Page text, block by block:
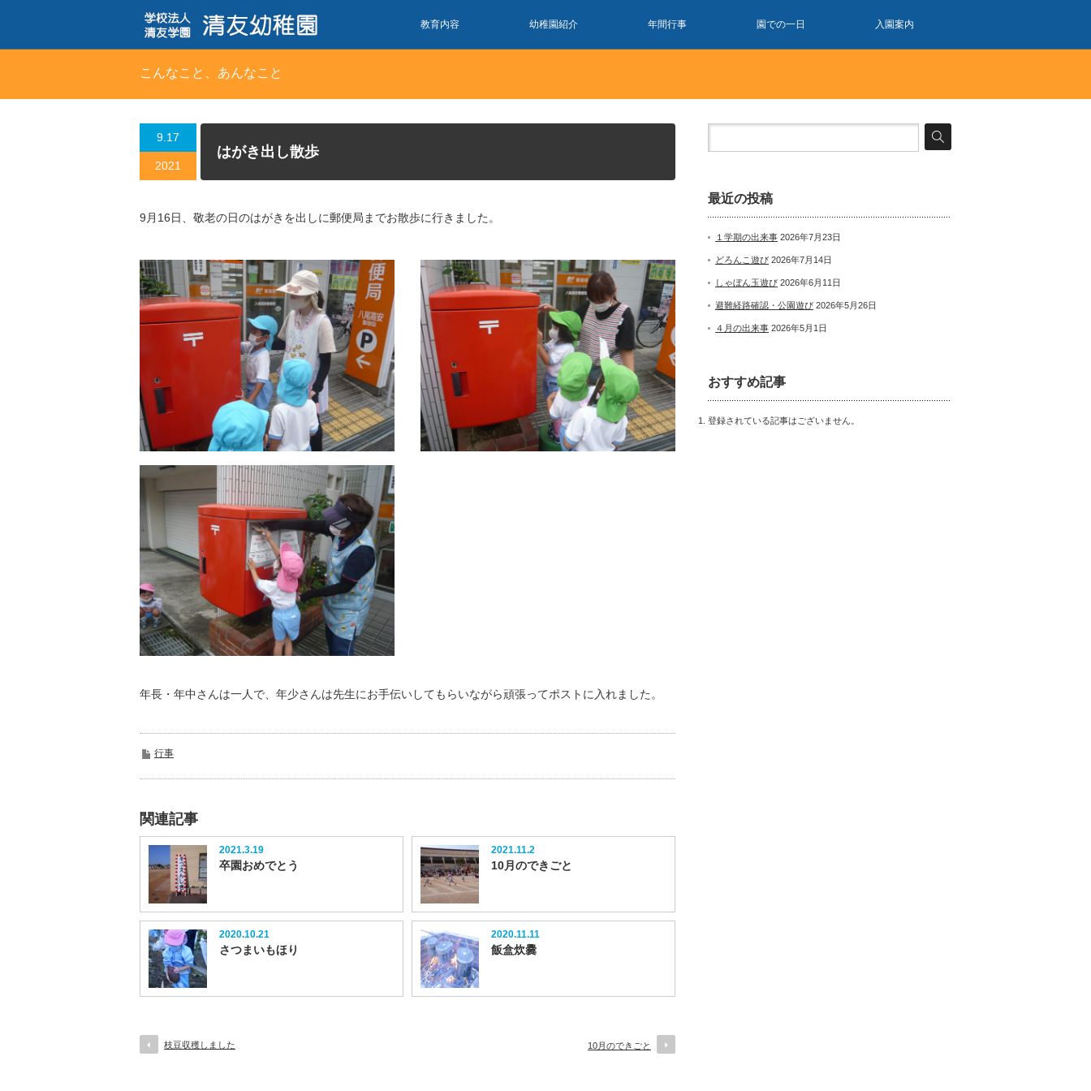
教育内容 幼稚園紹介 年間行事 園での一日 入園案内
こんなこと、あんなこと
9.17
2021
はがき出し散歩
9月16日、敬老の日のはがきを出しに郵便局までお散歩に行きました。
年長・年中さんは一人で、年少さんは先生にお手伝いしてもらいながら頑張ってポストに入れました。
行事
関連記事
2021.3.19
卒園おめでとう
2021.11.2
10月のできごと
2020.10.21
さつまいもほり
2020.11.11
飯盒炊爨
枝豆収穫しました 10月のできごと
最近の投稿
１学期の出来事 2026年7月23日
どろんこ遊び 2026年7月14日
しゃぼん玉遊び 2026年6月11日
避難経路確認・公園遊び 2026年5月26日
４月の出来事 2026年5月1日
おすすめ記事
登録されている記事はございません。